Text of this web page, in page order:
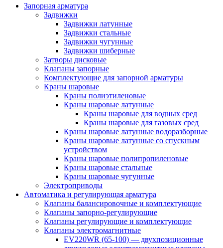
Запорная арматура
Задвижки
Задвижки латунные
Задвижки стальные
Задвижки чугунные
Задвижки шиберные
Затворы дисковые
Клапаны запорные
Комплектующие для запорной арматуры
Краны шаровые
Краны полиэтиленовые
Краны шаровые латунные
Краны шаровые для водных сред
Краны шаровые для газовых сред
Краны шаровые латунные водоразборные
Краны шаровые латунные со спускным
устройством
Краны шаровые полипропиленовые
Краны шаровые стальные
Краны шаровые чугунные
Электроприводы
Автоматика и регулирующая арматура
Клапаны балансировочные и комплектующие
Клапаны запорно-регулирующие
Клапаны регулирующие и комплектующие
Клапаны электромагнитные
EV220WR (65-100) — двухпозиционные